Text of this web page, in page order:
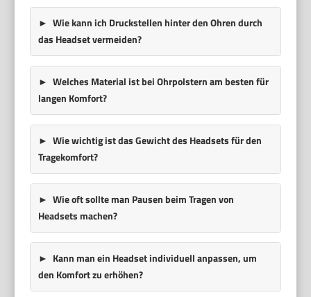
Wie kann ich Druckstellen hinter den Ohren durch
das Headset vermeiden?
Welches Material ist bei Ohrpolstern am besten für
langen Komfort?
Wie wichtig ist das Gewicht des Headsets für den
Tragekomfort?
Wie oft sollte man Pausen beim Tragen von
Headsets machen?
Kann man ein Headset individuell anpassen, um
den Komfort zu erhöhen?